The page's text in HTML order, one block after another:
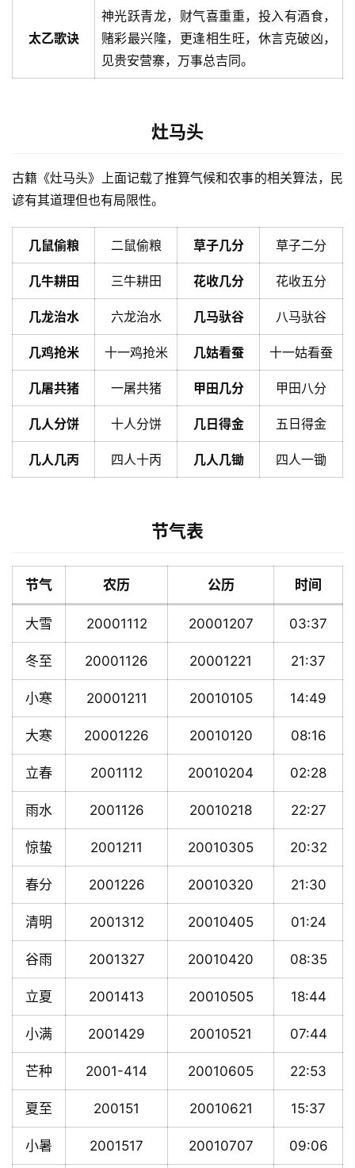
太乙歌诀
神光跃青龙，财气喜重重，投入有酒食，
赌彩最兴隆，更逢相生旺，休言克破凶，
见贵安营寨，万事总吉同。
灶马头
古籍《灶马头》上面记载了推算气候和农事的相关算法，民
谚有其道理但也有局限性。
几鼠偷粮 二鼠偷粮 草子几分 草子二分
几牛耕田 三牛耕田 花收几分 花收五分
几龙治水 六龙治水 几马驮谷 八马驮谷
几鸡抢米 十一鸡抢米 几姑看蚕 十一姑看蚕
几屠共猪 一屠共猪 甲田几分 甲田八分
几人分饼 十人分饼 几日得金 五日得金
几人几丙 四人十丙 几人几锄 四人一锄
节气表
节气 农历 公历 时间
大雪 20001112 20001207 03:37
冬至 20001126 20001221 21:37
小寒 20001211 20010105 14:49
大寒 20001226 20010120 08:16
立春 2001112 20010204 02:28
雨水 2001126 20010218 22:27
惊蛰 2001211 20010305 20:32
春分 2001226 20010320 21:30
清明 2001312 20010405 01:24
谷雨 2001327 20010420 08:35
立夏 2001413 20010505 18:44
小满 2001429 20010521 07:44
芒种 2001-414 20010605 22:53
夏至 200151 20010621 15:37
小暑 2001517 20010707 09:06